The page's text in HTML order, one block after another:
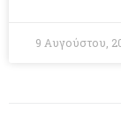
9 Αυγούστου,